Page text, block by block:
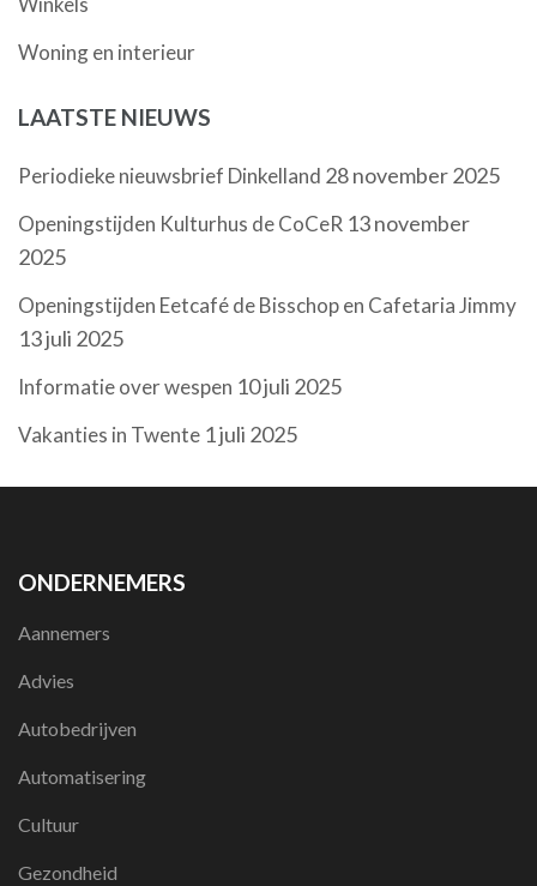
Woning en interieur
LAATSTE NIEUWS
Periodieke nieuwsbrief Dinkelland 28 november 2025
Openingstijden Kulturhus de CoCeR 13 november
2025
Openingstijden Eetcafé de Bisschop en Cafetaria Jimmy
13 juli 2025
Informatie over wespen 10 juli 2025
Vakanties in Twente 1 juli 2025
ONDERNEMERS
Aannemers
Advies
Autobedrijven
Automatisering
Cultuur
Gezondheid